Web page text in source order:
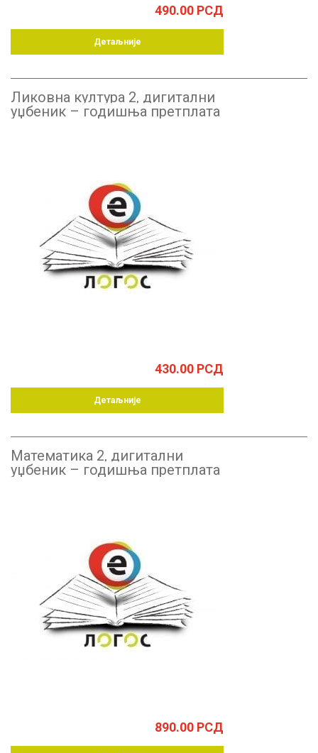
490.00 РСД
Детаљније
Ликовна култура 2, дигитални
уџбеник – годишња претплата
430.00 РСД
Детаљније
Математика 2, дигитални
уџбеник – годишња претплата
890.00 РСД